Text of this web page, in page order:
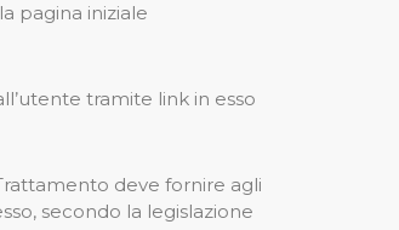
pagina iniziale
tramite link in esso
deve fornire agli
secondo la legislazione